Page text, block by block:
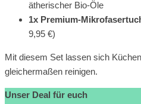
ätherischer Bio-Öle
1x Premium-
9,95 €)
Mit diesem Set lassen sich
gleichermaßen reinigen.
Unser Deal für euch